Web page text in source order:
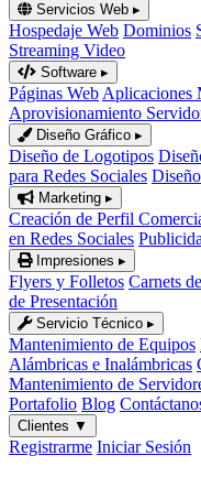
Servicios Web ▸
Hospedaje Web Dominios
Streaming Video
Software ▸
Páginas Web Aplicaciones
Aprovisionamiento
Diseño Gráfico ▸
Diseño de Logotipos
para Redes Sociales
Marketing ▸
Creación de Perfil
en Redes Sociales
Impresiones ▸
Flyers y Folletos Carnets
de Presentación
Servicio Técnico ▸
Mantenimiento de Equipos
Alámbricas e Inalámbricas
Mantenimiento de
Portafolio Blog
Clientes ▼
Registrarme Iniciar Sesión